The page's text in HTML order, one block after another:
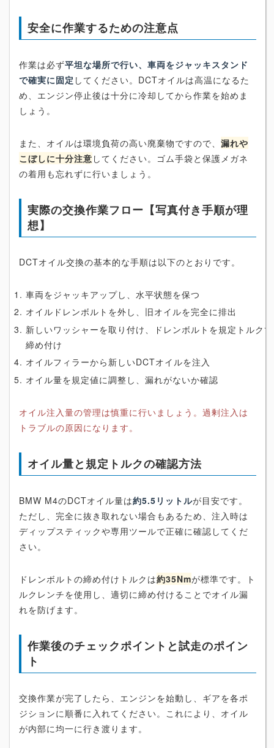
安全に作業するための注意点
作業は必ず平坦な場所で行い、車両をジャッキスタンド
で確実に固定 してください。DCTオイルは高温になるた
め、エンジン停止後は十分に冷却してから作業を始めま
しょう。
また、オイルは環境負荷の高い廃棄物ですので、 漏れや
こぼしに十分注意 してください。ゴム手袋と保護メガネ
の着用も忘れずに行いましょう。
実際の交換作業フロー【写真付き手順が理
想】
DCTオイル交換の基本的な手順は以下のとおりです。
車両をジャッキアップし、水平状態を保つ
オイルドレンボルトを外し、旧オイルを完全に排出
新しいワッシャーを取り付け、ドレンボルトを規定トルクで
締め付け
オイルフィラーから新しいDCTオイルを注入
オイル量を規定値に調整し、漏れがないか確認
オイル注入量の管理は慎重に行いましょう。過剰注入は
トラブルの原因になります。
オイル量と規定トルクの確認方法
BMW M4のDCTオイル量は約5.5リットルが目安です。
ただし、完全に抜き取れない場合もあるため、注入時は
ディップスティックや専用ツールで正確に確認してくだ
さい。
ドレンボルトの締め付けトルクは約35Nmが標準です。ト
ルクレンチを使用し、適切に締め付けることでオイル漏
れを防げます。
作業後のチェックポイントと試走のポイン
ト
交換作業が完了したら、エンジンを始動し、ギアを各ポ
ジションに順番に入れてください。これにより、オイル
が内部に均一に行き渡ります。